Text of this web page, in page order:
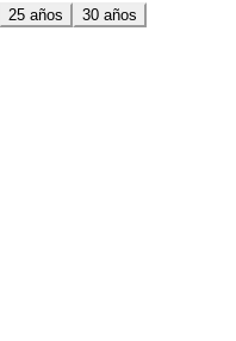
25 años 30 años